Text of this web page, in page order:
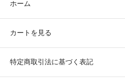
ホーム
カートを見る
特定商取引法に基づく表記